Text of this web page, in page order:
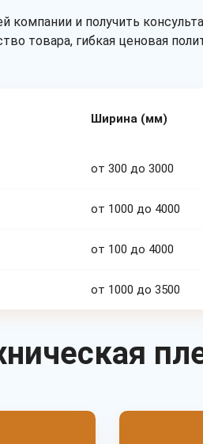
компании и получить
товара, гибкая ценовая
Ширина (мм)
от 300 до 3000
от 1000 до 4000
от 100 до 4000
от 1000 до 3500